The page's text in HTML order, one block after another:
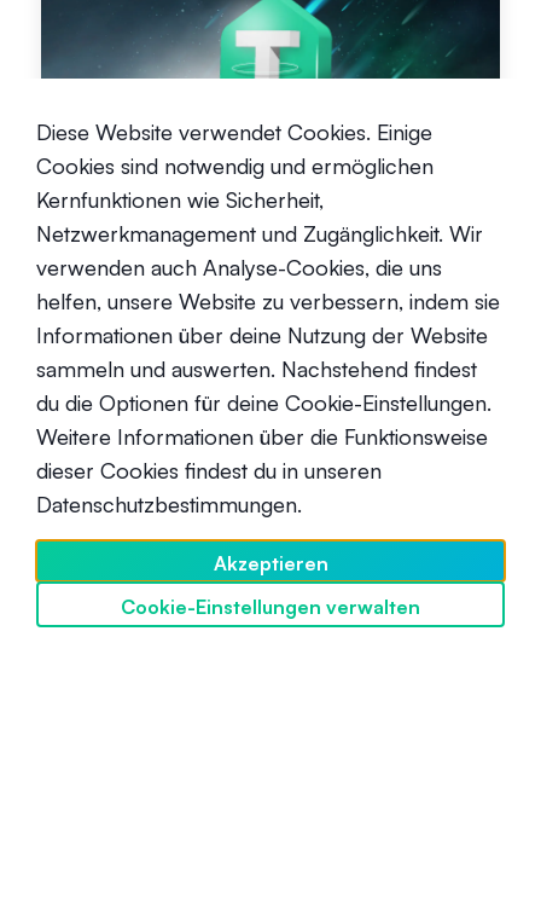
Analyse des USDT (Tether) und
der damit verbundenen Risiken
Fortgeschrittene 26. Mai 2022
USDC vs. USDT
Fortgeschrittene
Diese Website verwendet Cookies. Einige
Cookies sind notwendig und ermöglichen
Kernfunktionen wie Sicherheit,
Netzwerkmanagement und Zugänglichkeit. Wir
verwenden auch Analyse-Cookies, die uns
helfen, unsere Website zu verbessern, indem sie
Informationen über deine Nutzung der Website
sammeln und auswerten. Nachstehend findest
du die Optionen für deine Cookie-Einstellungen.
Weitere Informationen über die Funktionsweise
dieser Cookies findest du in unseren
Datenschutzbestimmungen.
Akzeptieren
Cookie-Einstellungen verwalten
SwissBorg entdecken